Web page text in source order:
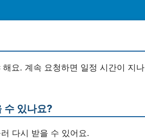
요. 계속 요청하면 일정 시간이 지나
수 있나요?
다시 받을 수 있어요.